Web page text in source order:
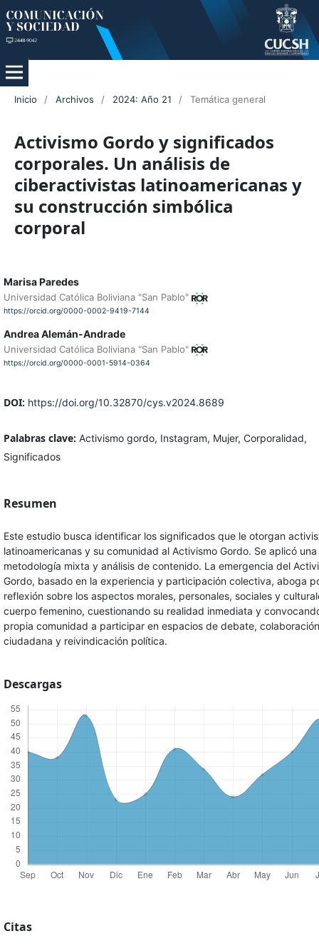
Inicio / Archivos / 2024: Año 21 / Temática general
Activismo Gordo y significados
corporales. Un análisis de
ciberactivistas latinoamericanas y
su construcción simbólica
corporal
Marisa Paredes
Universidad Católica Boliviana "San Pablo"
https://orcid.org/0000-0002-9419-7144
Andrea Alemán-Andrade
Universidad Católica Boliviana "San Pablo"
https://orcid.org/0000-0001-5914-0364
DOI: https://doi.org/10.32870/cys.v2024.8689
Palabras clave: Activismo gordo, Instagram, Mujer, Corporalidad,
Significados
Resumen
Este estudio busca identificar los significados que le otorgan
latinoamericanas y su comunidad al Activismo Gordo. Se aplicó una
metodología mixta y análisis de contenido. La emergencia del
Gordo, basado en la experiencia y participación colectiva, aboga
reflexión sobre los aspectos morales, personales, sociales y
cuerpo femenino, cuestionando su realidad inmediata y
propia comunidad a participar en espacios de debate, colaboración
ciudadana y reivindicación política.
Descargas
Citas